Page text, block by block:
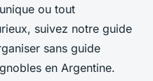
ou tout
suivez notre guide
sans guide
en Argentine.